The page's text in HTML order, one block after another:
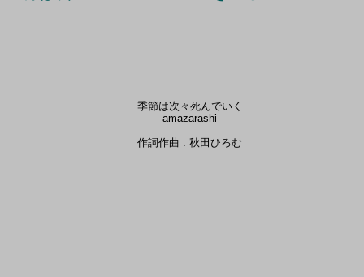
季節は次々死んでいく
amazarashi
作詞作曲 : 秋田ひろむ